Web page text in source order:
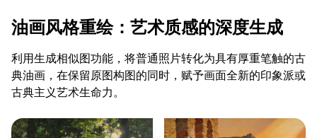
油画风格重绘：艺术质感的深度生成
利用生成相似图功能，将普通照片转化为具有厚重笔触的古
典油画，在保留原图构图的同时，赋予画面全新的印象派或
古典主义艺术生命力。